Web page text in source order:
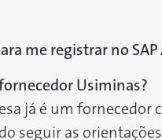
me registrar no
Usiminas?
já é um fornecedor
seguir as